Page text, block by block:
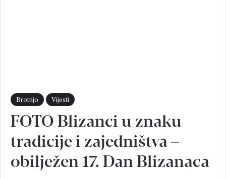
Brotnjo Vijesti
FOTO Blizanci u znaku
tradicije i zajedništva –
obilježen 17. Dan Blizanaca